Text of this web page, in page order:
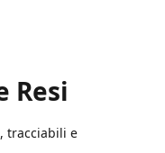
Resi
tracciabili e